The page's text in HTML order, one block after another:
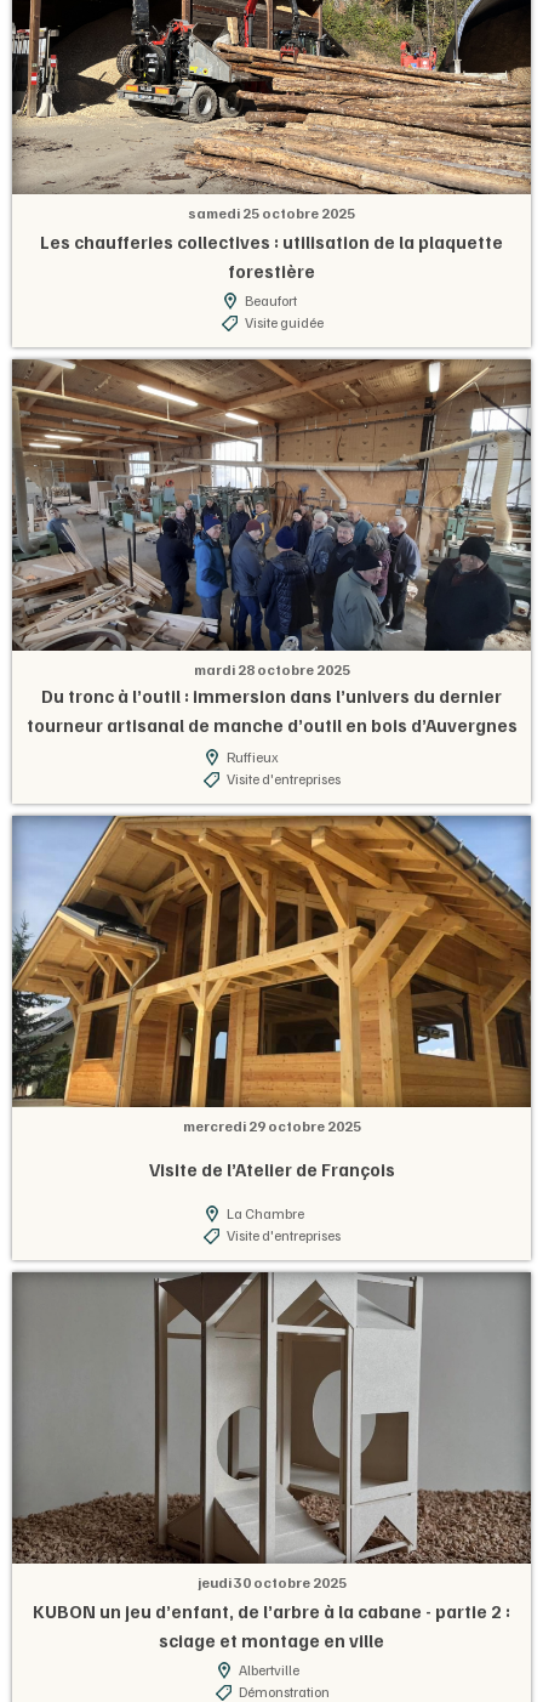
samedi 25 octobre 2025
Les chaufferies collectives : utilisation de la plaquette
forestière
Beaufort
Visite guidée
mardi 28 octobre 2025
Du tronc à l’outil : immersion dans l’univers du dernier
tourneur artisanal de manche d’outil en bois d’Auvergnes
Rhones Alpes, à la Boissellerie CHAPPAZ !
Ruffieux
Visite d'entreprises
mercredi 29 octobre 2025
Visite de l’Atelier de François
La Chambre
Visite d'entreprises
jeudi 30 octobre 2025
KUBON un jeu d’enfant, de l’arbre à la cabane - partie 2 :
sciage et montage en ville
Albertville
Démonstration